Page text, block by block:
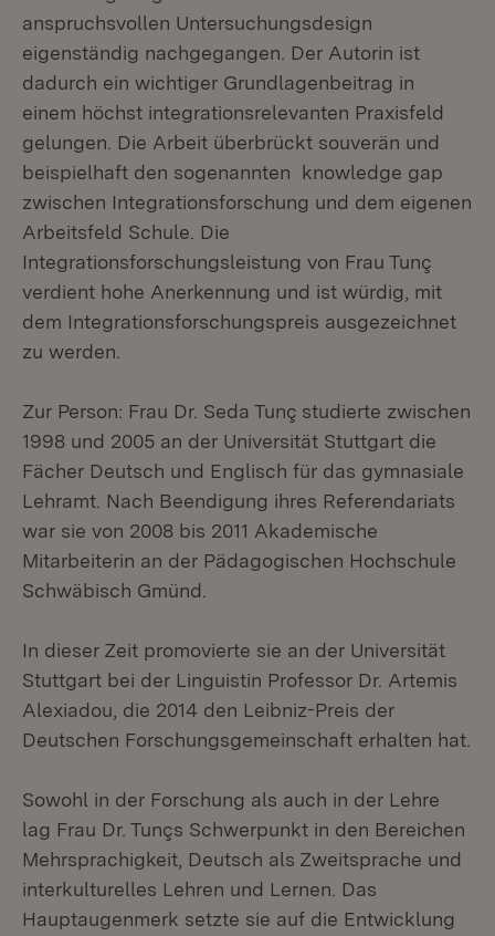
anspruchsvollen Untersuchungsdesign
eigenständig nachgegangen. Der Autorin ist
dadurch ein wichtiger Grundlagenbeitrag in
einem höchst integrationsrelevanten Praxisfeld
gelungen. Die Arbeit überbrückt souverän und
beispielhaft den sogenannten knowledge gap
zwischen Integrationsforschung und dem eigenen
Arbeitsfeld Schule. Die
Integrationsforschungsleistung von Frau Tunç
verdient hohe Anerkennung und ist würdig, mit
dem Integrationsforschungspreis ausgezeichnet
zu werden.
Zur Person: Frau Dr. Seda Tunç studierte zwischen
1998 und 2005 an der Universität Stuttgart die
Fächer Deutsch und Englisch für das gymnasiale
Lehramt. Nach Beendigung ihres Referendariats
war sie von 2008 bis 2011 Akademische
Mitarbeiterin an der Pädagogischen Hochschule
Schwäbisch Gmünd.
In dieser Zeit promovierte sie an der Universität
Stuttgart bei der Linguistin Professor Dr. Artemis
Alexiadou, die 2014 den Leibniz-Preis der
Deutschen Forschungsgemeinschaft erhalten hat.
Sowohl in der Forschung als auch in der Lehre
lag Frau Dr. Tunçs Schwerpunkt in den Bereichen
Mehrsprachigkeit, Deutsch als Zweitsprache und
interkulturelles Lehren und Lernen. Das
Hauptaugenmerk setzte sie auf die Entwicklung